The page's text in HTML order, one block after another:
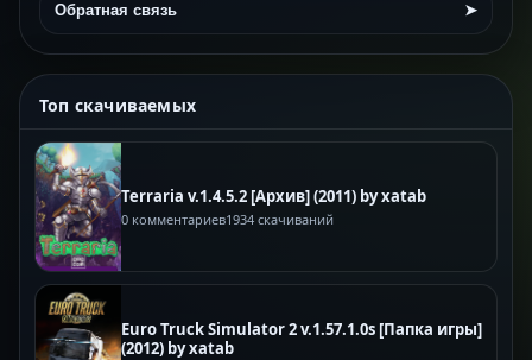
Обратная связь ➤
Топ скачиваемых
Terraria v.1.4.5.2 [Архив] (2011) by xatab
0 комментариев1934 скачиваний
Euro Truck Simulator 2 v.1.57.1.0s [Папка игры]
(2012) by xatab